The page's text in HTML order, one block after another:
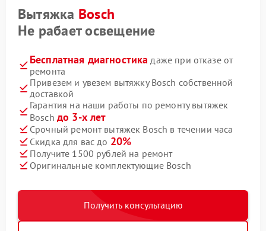
Вытяжка Bosch
Не рабает освещение
Бесплатная диагностика даже при отказе от
ремонта
Привезем и увезем вытяжку Bosch собственной
доставкой
Гарантия на наши работы по ремонту вытяжек
Bosch до 3-х лет
Срочный ремонт вытяжек Bosch в течении часа
Скидка для вас до 20%
Получите 1500 рублей на ремонт
Оригинальные комплектующие Bosch
Получить консультацию